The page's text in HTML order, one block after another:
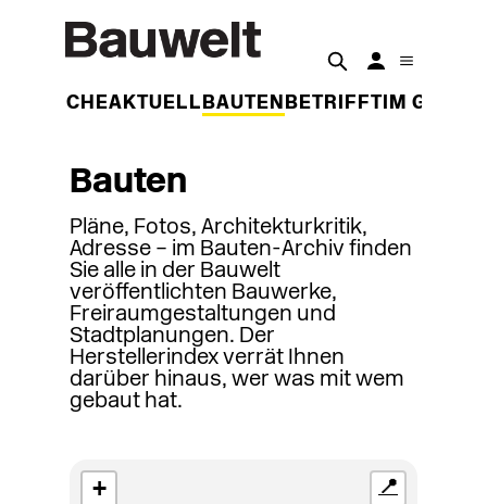
WOCHEAKTUELL BAUTEN BETRIFFT IM
Bauten
Pläne, Fotos, Architekturkritik,
Adresse – im Bauten-Archiv finden
Sie alle in der Bauwelt
veröffentlichten Bauwerke,
Freiraumgestaltungen und
Stadtplanungen. Der
Herstellerindex verrät Ihnen
darüber hinaus, wer was mit wem
gebaut hat.
+
📍